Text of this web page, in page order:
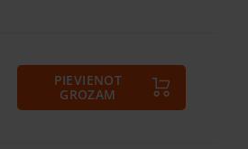
PIEVIENOT
GROZAM